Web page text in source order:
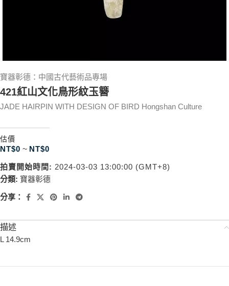
寶器彰德：中國古代藝術品專場
421紅山文化鳥形紋玉簪
JADE HAIRPIN WITH DESIGN OF BIRD Hongshan Culture
估價
NT$0 ~ NT$0
拍賣開始時間: 2024-03-03 13:00:00 (GMT+8)
分類: 寶器彰德
分享：
描述
L 14.9cm